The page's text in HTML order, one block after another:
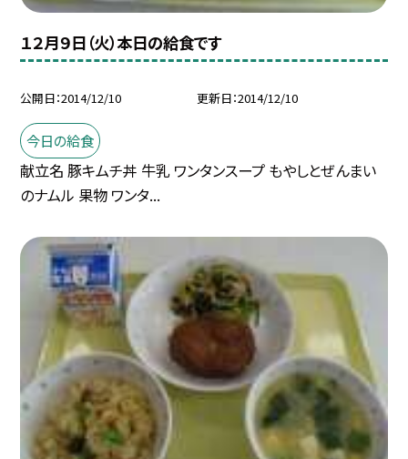
１２月９日（火）本日の給食です
公開日 2014/12/10 更新日 2014/12/10
今日の給食
献立名 豚キムチ丼 牛乳 ワンタンスープ もやしとぜんまい
のナムル 果物 ワンタ...